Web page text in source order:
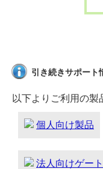
引き続きサポート
以下よりご利用の
個人向け製品
法人向けゲー